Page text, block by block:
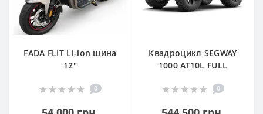
FADA FLIT Li-ion шина
12"
0
Квадроцикл SEGWAY
1000 AT10L FULL
0